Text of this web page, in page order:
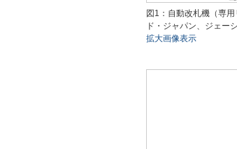
図1：⾃動改札機（専
ド・ジャパン、ジェー
拡大画像表示